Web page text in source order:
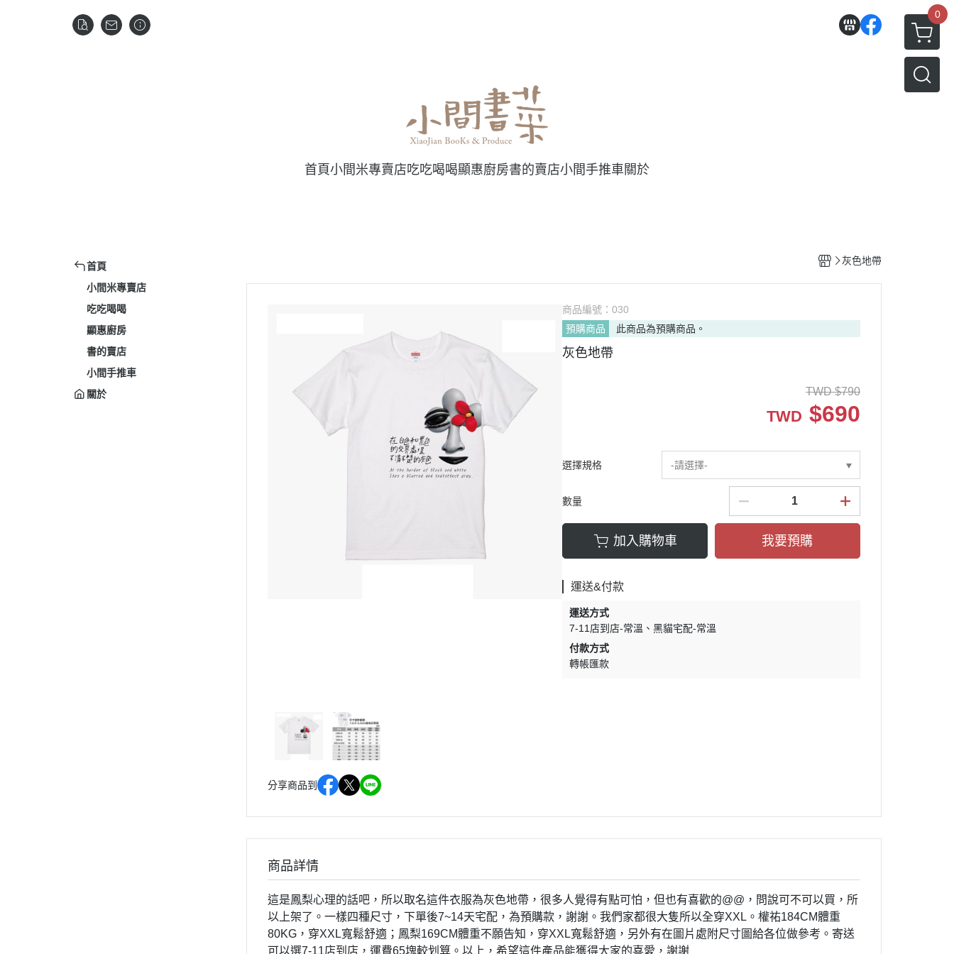
0
首頁小間米專賣店吃吃喝喝顯惠廚房書的賣店小間手推車關於
首頁
小間米專賣店
吃吃喝喝
顯惠廚房
書的賣店
小間手推車
關於
灰色地帶
分享商品到
商品編號：030
預購商品
此商品為預購商品。
灰色地帶
TWD $790
TWD $690
選擇規格 -請選擇-
數量
加入購物車 我要預購
運送&付款
運送方式
7-11店到店-常溫
黑貓宅配-常溫
付款方式
轉帳匯款
商品詳情
這是鳳梨心理的話吧，所以取名這件衣服為灰色地帶，很多人覺得有點可怕，但也有喜歡的@@，問說可不可以買，所
以上架了。一樣四種尺寸，下單後7~14天宅配，為預購款，謝謝。我們家都很大隻所以全穿XXL。權祐184CM體重
80KG，穿XXL寬鬆舒適；鳳梨169CM體重不願告知，穿XXL寬鬆舒適，另外有在圖片處附尺寸圖給各位做參考。寄送
可以選7-11店到店，運費65塊較划算。以上，希望這件產品能獲得大家的喜愛，謝謝